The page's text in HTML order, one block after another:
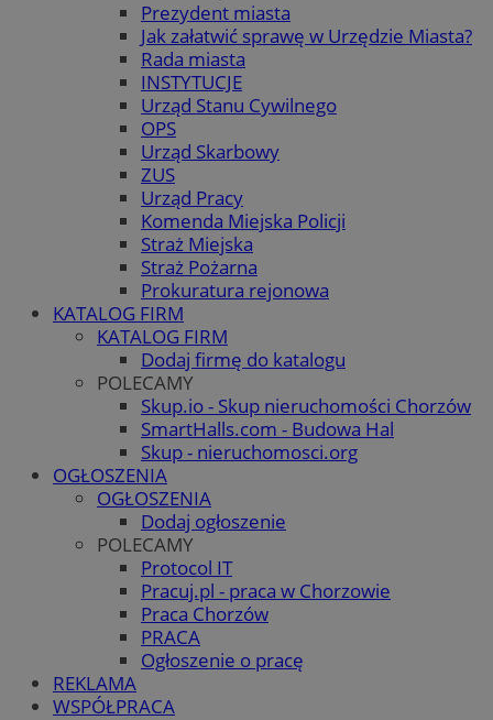
Prezydent miasta
Jak załatwić sprawę w Urzędzie Miasta?
Rada miasta
INSTYTUCJE
Urząd Stanu Cywilnego
OPS
Urząd Skarbowy
ZUS
Urząd Pracy
Komenda Miejska Policji
Straż Miejska
Straż Pożarna
Prokuratura rejonowa
KATALOG FIRM
KATALOG FIRM
Dodaj firmę do katalogu
POLECAMY
Skup.io - Skup nieruchomości Chorzów
SmartHalls.com - Budowa Hal
Skup - nieruchomosci.org
OGŁOSZENIA
OGŁOSZENIA
Dodaj ogłoszenie
POLECAMY
Protocol IT
Pracuj.pl - praca w Chorzowie
Praca Chorzów
PRACA
Ogłoszenie o pracę
REKLAMA
WSPÓŁPRACA